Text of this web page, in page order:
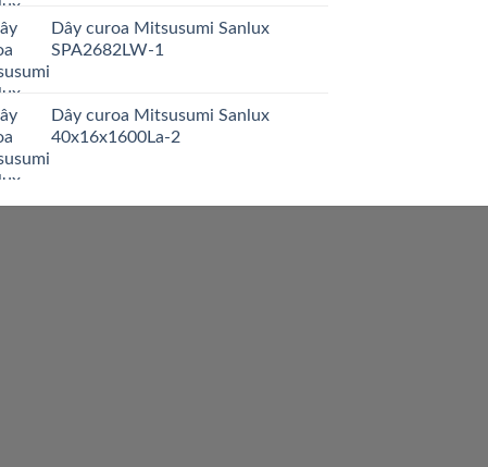
Dây curoa Mitsusumi Sanlux
SPA2682LW-1
Dây curoa Mitsusumi Sanlux
40x16x1600La-2